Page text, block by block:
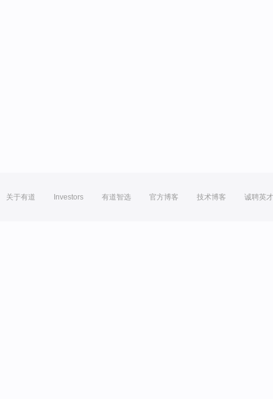
关于有道 Investors 有道智选 官方博客 技术博客 诚聘英才